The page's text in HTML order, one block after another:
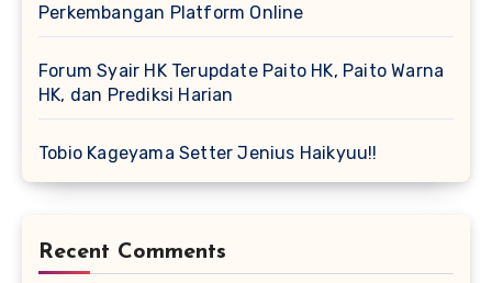
Perkembangan Platform Online
Forum Syair HK Terupdate Paito HK, Paito Warna
HK, dan Prediksi Harian
Tobio Kageyama Setter Jenius Haikyuu!!
Recent Comments